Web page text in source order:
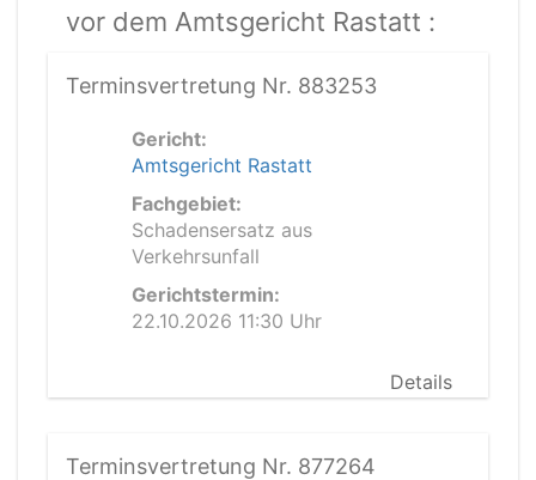
vor dem Amtsgericht Rastatt :
Terminsvertretung Nr. 883253
Gericht:
Amtsgericht Rastatt
Fachgebiet:
Schadensersatz aus
Verkehrsunfall
Gerichtstermin:
22.10.2026 11:30 Uhr
Details
Terminsvertretung Nr. 877264